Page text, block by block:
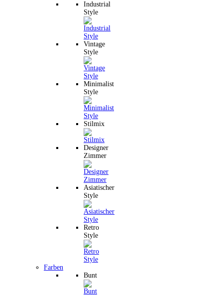
Industrial
Style
Vintage
Style
Minimalist
Style
Stilmix
Designer
Zimmer
Asiatischer
Style
Retro
Style
Farben
Bunt